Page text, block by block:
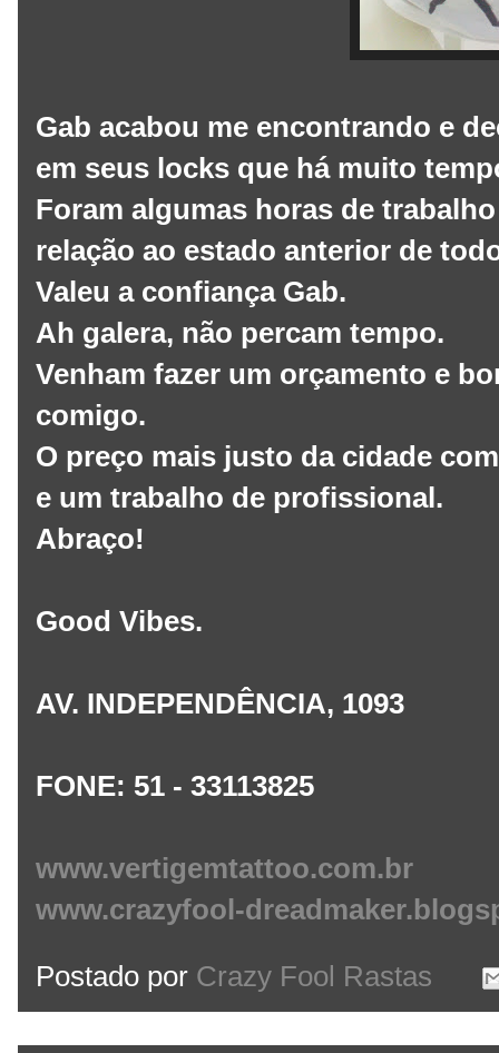
Gab acabou me encontrando e
em seus locks que há muito
Foram algumas horas de
relação ao estado anterior de
Valeu a confiança Gab.
Ah galera, não percam tempo.
Venham fazer um orçamento e
comigo.
O preço mais justo da cidade
e um trabalho de profissional.
Abraço!
Good Vibes.
AV. INDEPENDÊNCIA, 1093
FONE: 51 - 33113825
www.vertigemtattoo.com.br
www.crazyfool-
Postado por Crazy Fool Rastas